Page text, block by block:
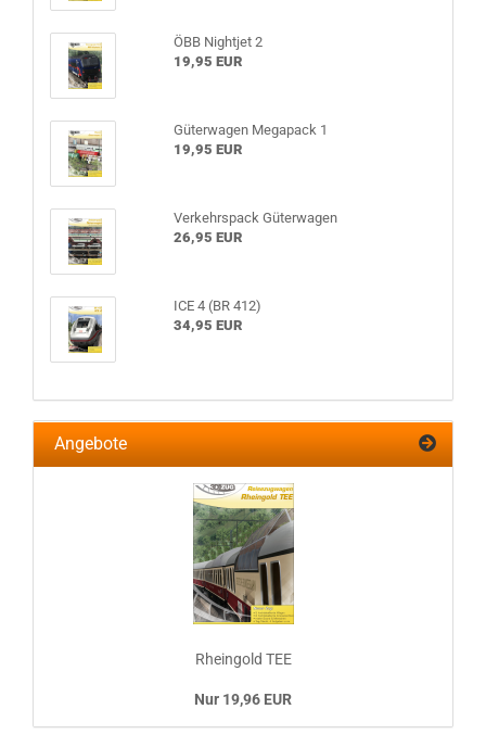
ÖBB Nightjet 2
19,95 EUR
Güterwagen Megapack 1
19,95 EUR
Verkehrspack Güterwagen
26,95 EUR
ICE 4 (BR 412)
34,95 EUR
Angebote
Rheingold TEE
Nur 19,96 EUR